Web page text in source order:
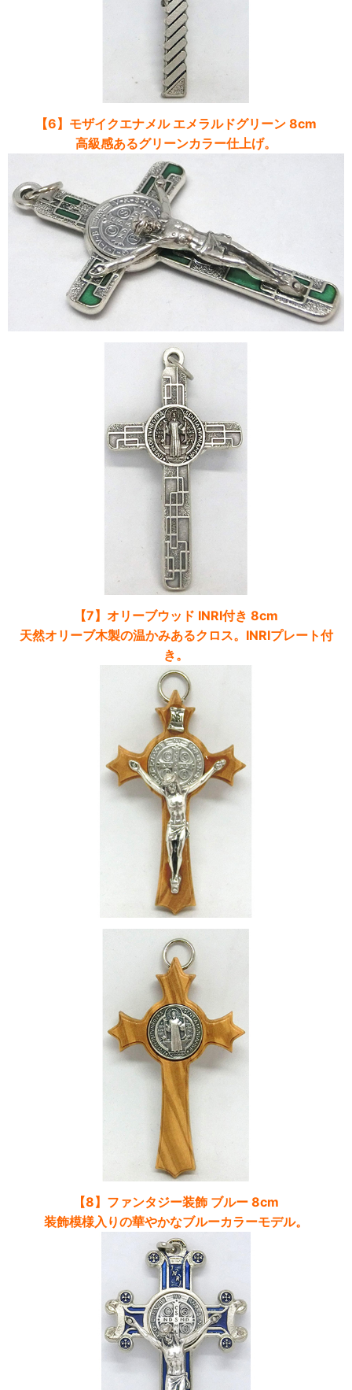
【6】モザイクエナメル エメラルドグリーン 8cm
高級感あるグリーンカラー仕上げ。
【7】オリーブウッド INRI付き 8cm
天然オリーブ木製の温かみあるクロス。INRIプレート付
き。
【8】ファンタジー装飾 ブルー 8cm
装飾模様入りの華やかなブルーカラーモデル。